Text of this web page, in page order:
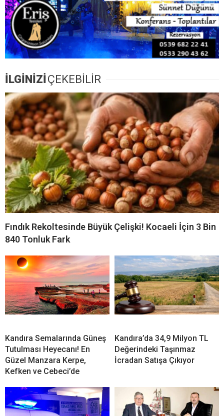
İLGİNİZİÇEKEBİLİR
Fındık Rekoltesinde Büyük Çelişki! Kocaeli İçin 3 Bin
840 Tonluk Fark
Kandıra Semalarında Güneş
Tutulması Heyecanı! En
Güzel Manzara Kerpe,
Kefken ve Cebeci’de
Kandıra’da 34,9 Milyon TL
Değerindeki Taşınmaz
İcradan Satışa Çıkıyor